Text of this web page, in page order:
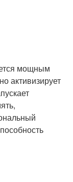
мощным
активизирует